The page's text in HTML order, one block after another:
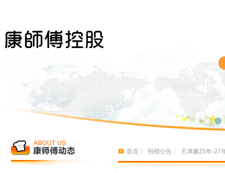
首頁 〉 招標公告 〉 天津廠25年-27